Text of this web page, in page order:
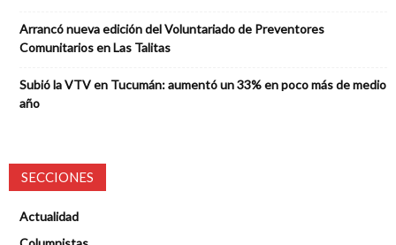
Arrancó nueva edición del Voluntariado de Preventores
Comunitarios en Las Talitas
Subió la VTV en Tucumán: aumentó un 33% en poco más de medio
año
SECCIONES
Actualidad